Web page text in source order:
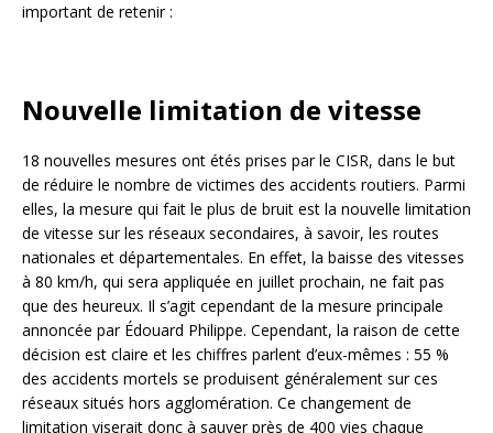
important de retenir :
Nouvelle limitation de vitesse
18 nouvelles mesures ont étés prises par le CISR, dans le but
de réduire le nombre de victimes des accidents routiers. Parmi
elles, la mesure qui fait le plus de bruit est la nouvelle limitation
de vitesse sur les réseaux secondaires, à savoir, les routes
nationales et départementales. En effet, la baisse des vitesses
à 80 km/h, qui sera appliquée en juillet prochain, ne fait pas
que des heureux. Il s’agit cependant de la mesure principale
annoncée par Édouard Philippe. Cependant, la raison de cette
décision est claire et les chiffres parlent d’eux-mêmes : 55 %
des accidents mortels se produisent généralement sur ces
réseaux situés hors agglomération. Ce changement de
limitation viserait donc à sauver près de 400 vies chaque